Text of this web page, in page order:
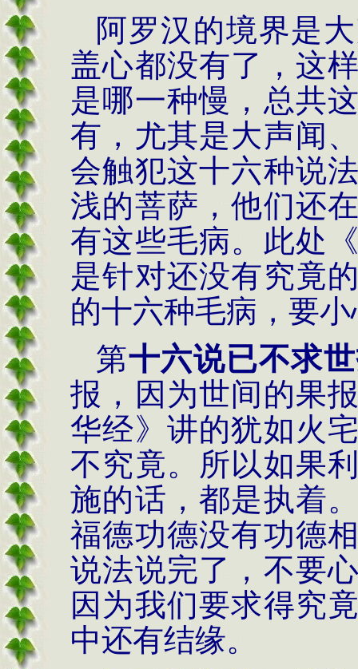
阿罗汉的境界是
盖心都没有了，这
是哪一种慢，总共
有，尤其是大声闻
会触犯这十六种说
浅的菩萨，他们还
有这些毛病。此处
是针对还没有究竟
的十六种毛病，要
第十六说已不求
报，因为世间的果
华经》讲的犹如火
不究竟。所以如果
施的话，都是执着
福德功德没有功德
说法说完了，不要
因为我们要求得究
中还有结缘。